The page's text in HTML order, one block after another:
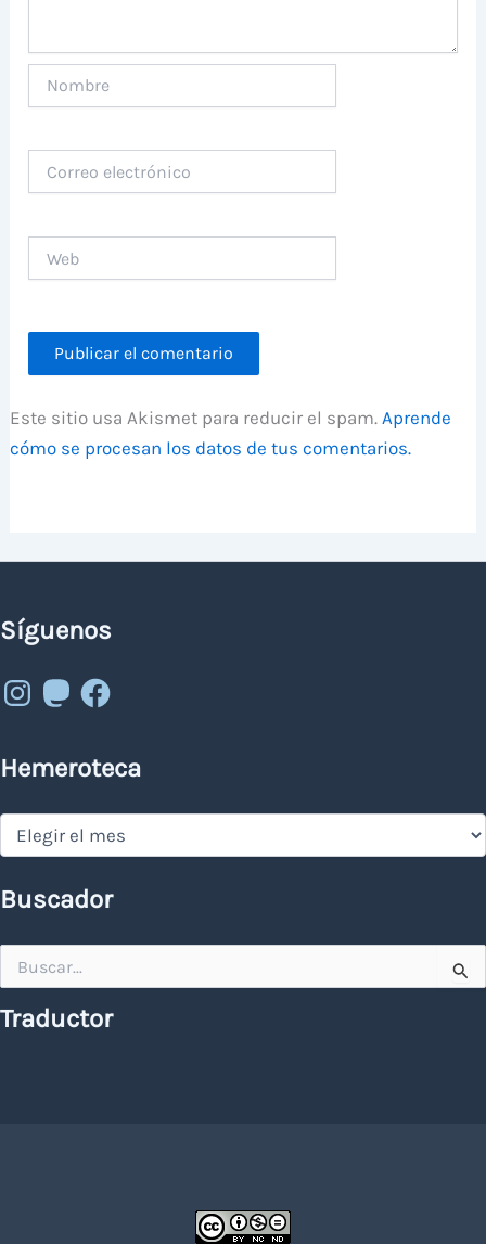
electrónico
Este sitio usa Akismet para reducir el spam.Aprende
cómo se procesan los datos de tus comentarios.
Síguenos
Instagram
MastodonFacebook
Hemeroteca
Hemeroteca
Buscador
por:
Traductor